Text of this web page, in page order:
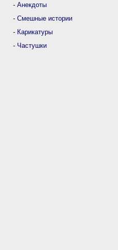
- Анекдоты
- Смешные истории
- Карикатуры
- Частушки